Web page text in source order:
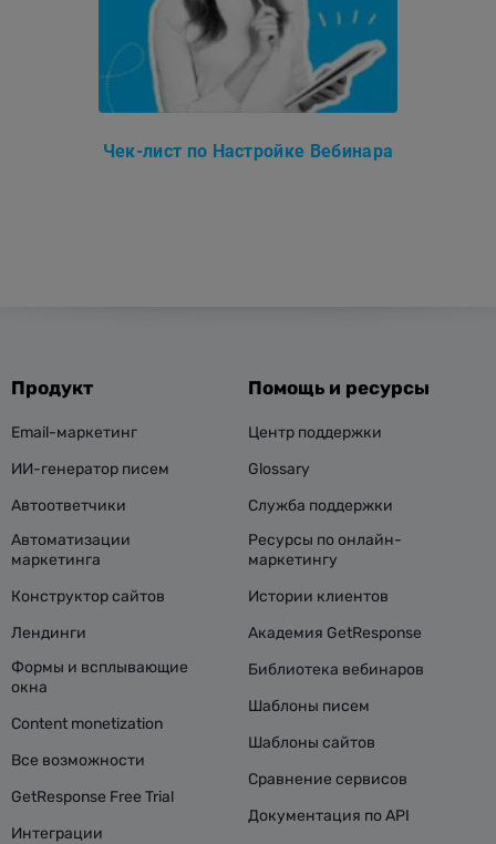
Чек-лист по Настройке Вебинара
Продукт
Email-маркетинг
ИИ-генератор писем
Автоответчики
Автоматизации
маркетинга
Конструктор сайтов
Лендинги
Формы и всплывающие
окна
Content monetization
Все возможности
GetResponse Free Trial
Интеграции
Помощь и ресурсы
Центр поддержки
Glossary
Служба поддержки
Ресурсы по онлайн-
маркетингу
Истории клиентов
Академия GetResponse
Библиотека вебинаров
Шаблоны писем
Шаблоны сайтов
Сравнение сервисов
Документация по API